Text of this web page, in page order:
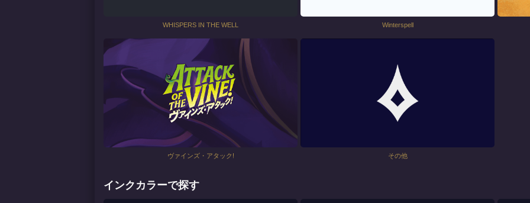
WHISPERS IN THE WELL Winterspell
ヴァインズ・アタック! その他
インクカラーで探す